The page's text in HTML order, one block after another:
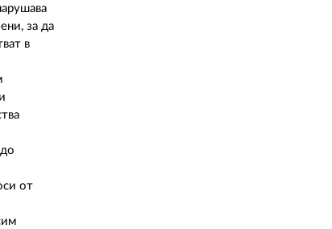
за да
в
от